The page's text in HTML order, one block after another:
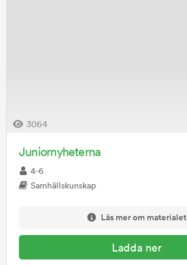
3064
Juniornyheterna
4-6
Samhällskunskap
Läs mer om materialet
Ladda ner